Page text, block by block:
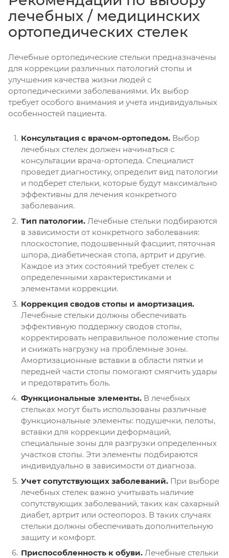
лечебных / медицинских
ортопедических стелек
Лечебные ортопедические стельки предназначены
для коррекции различных патологий стопы и
улучшения качества жизни людей с
ортопедическими заболеваниями. Их выбор
требует особого внимания и учета индивидуальных
особенностей пациента.
Консультация с врачом-ортопедом. Выбор
лечебных стелек должен начинаться с
консультации врача-ортопеда. Специалист
проведет диагностику, определит вид патологии
и подберет стельки, которые будут максимально
эффективны для лечения конкретного
заболевания.
Тип патологии. Лечебные стельки подбираются
в зависимости от конкретного заболевания:
плоскостопие, подошвенный фасциит, пяточная
шпора, диабетическая стопа, артрит и другие.
Каждое из этих состояний требует стелек с
определенными характеристиками и
элементами коррекции.
Коррекция сводов стопы и амортизация.
Лечебные стельки должны обеспечивать
эффективную поддержку сводов стопы,
корректировать неправильное положение стопы
и снижать нагрузку на проблемные зоны.
Амортизационные вставки в области пятки и
передней части стопы помогают смягчить удары
и предотвратить боль.
Функциональные элементы. В лечебных
стельках могут быть использованы различные
функциональные элементы: подушечки, пелоты,
вставки для коррекции деформаций,
специальные зоны для разгрузки определенных
участков стопы. Эти элементы подбираются
индивидуально в зависимости от диагноза.
Учет сопутствующих заболеваний. При выборе
лечебных стелек важно учитывать наличие
сопутствующих заболеваний, таких как сахарный
диабет, артрит или остеопороз. В таких случаях
стельки должны обеспечивать дополнительную
защиту и комфорт.
Приспособленность к обуви. Лечебные стельки